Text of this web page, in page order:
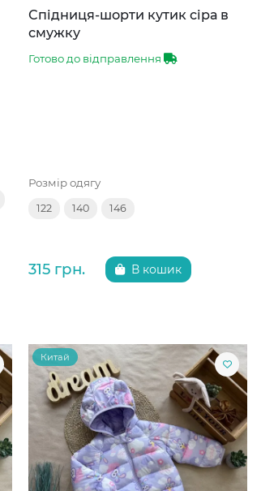
Спідниця-шорти кутик сіра в
смужку
Готово до відправлення
Розмір одягу
122 140 146
315 грн. В кошик
Китай